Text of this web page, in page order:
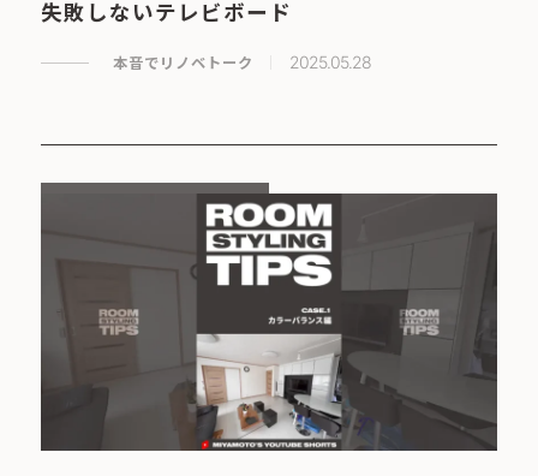
失敗しないテレビボード
本音でリノベトーク 2025.05.28